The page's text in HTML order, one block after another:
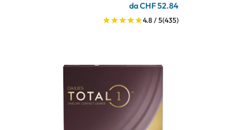
da CHF 52.84
4.8 / 5(435)